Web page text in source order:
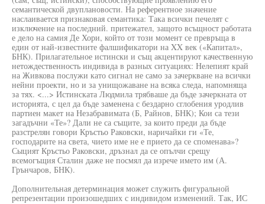
семантической двуплановости. На референтное значение
наслаивается признаковая семантика: Така всички печелят с
изключение на последний. притежател, защото всъщност работата
е дело на самия Де Хори, който от този момент се превръща в
един от най-известните фалшификатори на XX век («Капитал»,
БНК). Прилагательное истински и същ акцентируют качественную
нетождественность индивида в разных ситуациях: Нелепият край
на Живкова послужи като сигнал не само за зачеркване на всички
нейни проекти, но и за унищожаване на всяка следа, напомняща
за тях. <...> Истинската Людмила трябваше да бъде зачеркната от
историята, с цел да бъде заменена с бездарно сглобения уродлив
партиен макет на Незабравимата (Б, Райнов, БНК); Кои са тези
загадъчни «Те»? Дали не са същите, за които преди да бъде
разстрелян говори Кръстьо Раковски, наричайки ги «Те,
господарите на света, чието име не е прието да се споменава»?
Сыцият Кръстьо Раковски, дръзнал да се опълчи срещу
всемогъщия Сталин даже не посмял да изрече името им (А.
Грънчаров, БНК).
Дополнительная детерминация может служить фигуральной
репрезентации произошедших с индивидом изменений. Так, ИС